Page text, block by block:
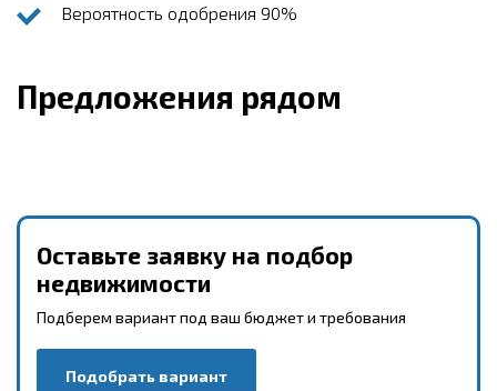
Вероятность одобрения 90%
Предложения рядом
Оставьте заявку на подбор
недвижимости
Подберем вариант под ваш бюджет и требования
Подобрать вариант